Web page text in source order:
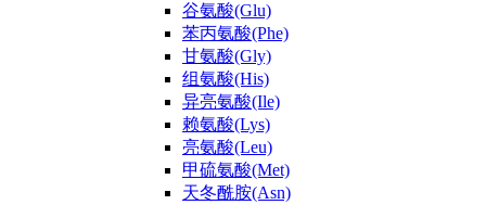
谷氨酸(Glu)
苯丙氨酸(Phe)
甘氨酸(Gly)
组氨酸(His)
异亮氨酸(Ile)
赖氨酸(Lys)
亮氨酸(Leu)
甲硫氨酸(Met)
天冬酰胺(Asn)